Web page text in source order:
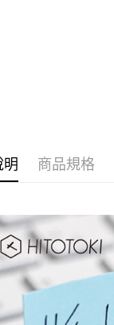
明 商品規格